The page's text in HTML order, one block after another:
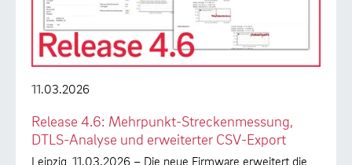
11.03.2026
Release 4.6: Mehrpunkt-Streckenmessung,
DTLS-Analyse und erweiterter CSV-Export
Leipzig, 11.03.2026 – Die neue Firmware erweitert die